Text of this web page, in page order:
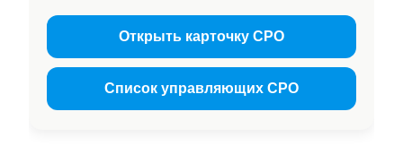
Открыть карточку СРО
Список управляющих СРО